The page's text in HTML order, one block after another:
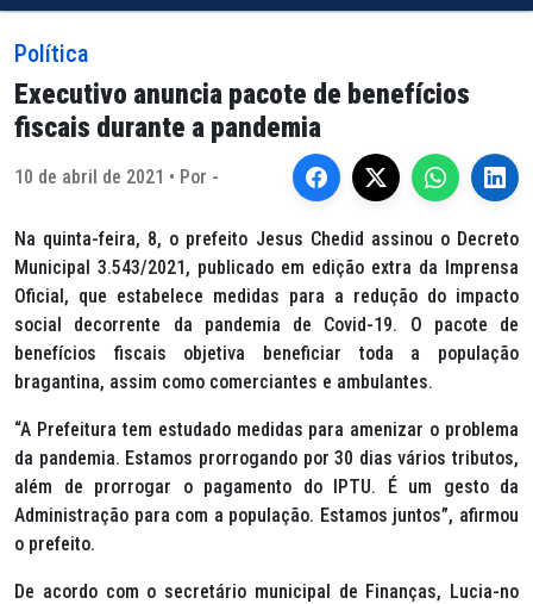
Política
Executivo anuncia pacote de benefícios
fiscais durante a pandemia
10 de abril de 2021 • Por -
Na quinta-feira, 8, o prefeito Jesus Chedid assinou o Decreto
Municipal 3.543/2021, publicado em edição extra da Imprensa
Oficial, que estabelece medidas para a redução do impacto
social decorrente da pandemia de Covid-19. O pacote de
benefícios fiscais objetiva beneficiar toda a população
bragantina, assim como comerciantes e ambulantes.
“A Prefeitura tem estudado medidas para amenizar o problema
da pandemia. Estamos prorrogando por 30 dias vários tributos,
além de prorrogar o pagamento do IPTU. É um gesto da
Administração para com a população. Estamos juntos”, afirmou
o prefeito.
De acordo com o secretário municipal de Finanças, Lucia-no